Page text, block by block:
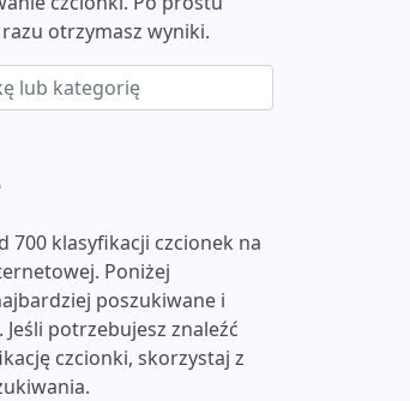
otrzymasz wyniki.
700 klasyfikacji czcionek na
Poniżej
poszukiwane i
potrzebujesz znaleźć
czcionki, skorzystaj z